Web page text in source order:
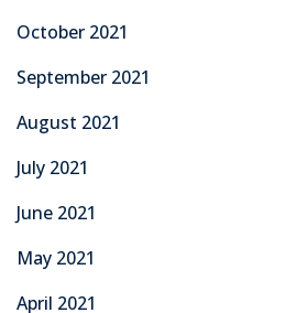
October 2021
September 2021
August 2021
July 2021
June 2021
May 2021
April 2021